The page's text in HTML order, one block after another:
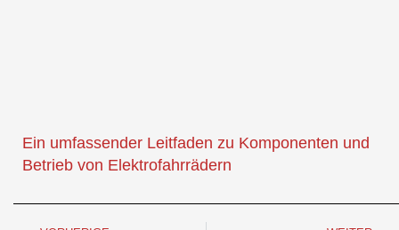
Ein umfassender Leitfaden zu Komponenten und
Betrieb von Elektrofahrrädern